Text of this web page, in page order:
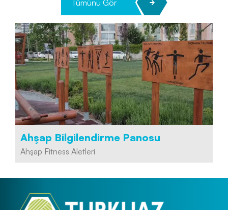
Tümünü Gör
Ahşap Bilgilendirme Panosu
Ahşap Fitness Aletleri